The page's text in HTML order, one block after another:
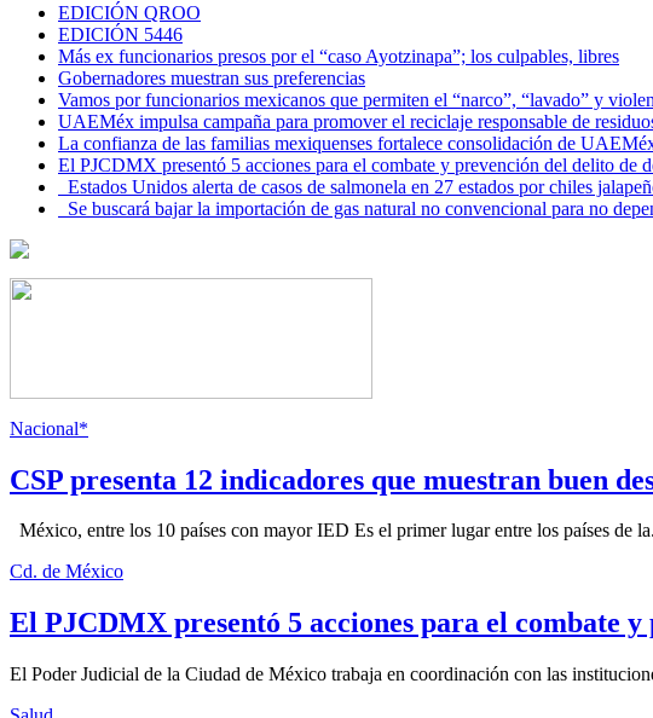
EDICIÓN QROO
EDICIÓN 5446
Más ex funcionarios presos por el “caso Ayotzinapa”; los culpables, libres
Gobernadores muestran sus preferencias
Vamos por funcionarios mexicanos que permiten el “narco”, “lavado” y
UAEMéx impulsa campaña para promover el reciclaje responsable de
La confianza de las familias mexiquenses fortalece consolidación de
El PJCDMX presentó 5 acciones para el combate y prevención del delito de
Estados Unidos alerta de casos de salmonela en 27 estados por chiles
Se buscará bajar la importación de gas natural no convencional para no
Nacional*
CSP presenta 12 indicadores que muestran buen
México, entre los 10 países con mayor IED Es el primer lugar entre los países de
Cd. de México
El PJCDMX presentó 5 acciones para el combate
El Poder Judicial de la Ciudad de México trabaja en coordinación con las